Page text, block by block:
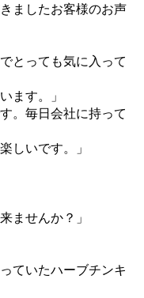
ましたお客様のお声
とっても気に入って
ます。」
。毎日会社に持って
しいです。」
ませんか？」
ていたハーブチンキ